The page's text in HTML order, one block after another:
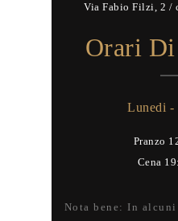
Via Fabio Filzi, 2 /
Orari
Lunedi -
Pranzo
Cena
Nota bene: In